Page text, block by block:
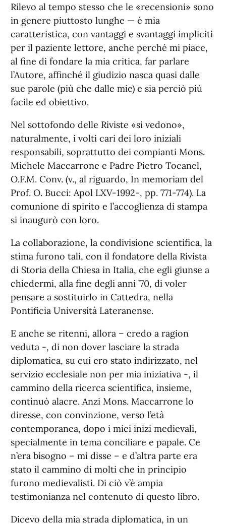
Rilevo al tempo stesso che le «recensioni» sono
in genere piuttosto lunghe — è mia
caratteristica, con vantaggi e svantaggi impliciti
per il paziente lettore, anche perché mi piace,
al fine di fondare la mia critica, far parlare
l’Autore, affinché il giudizio nasca quasi dalle
sue parole (più che dalle mie) e sia perciò più
facile ed obiettivo.
Nel sottofondo delle Riviste «si vedono»,
naturalmente, i volti cari dei loro iniziali
responsabili, soprattutto dei compianti Mons.
Michele Maccarrone e Padre Pietro Tocanel,
O.F.M. Conv. (v., al riguardo, In memoriam del
Prof. O. Bucci: Apol LXV-1992-, pp. 771-774). La
comunione di spirito e l’accoglienza di stampa
si inaugurò con loro.
La collaborazione, la condivisione scientifica, la
stima furono tali, con il fondatore della Rivista
di Storia della Chiesa in Italia, che egli giunse a
chiedermi, alla fine degli anni ’70, di voler
pensare a sostituirlo in Cattedra, nella
Pontificia Università Lateranense.
E anche se ritenni, allora – credo a ragion
veduta -, di non dover lasciare la strada
diplomatica, su cui ero stato indirizzato, nel
servizio ecclesiale non per mia iniziativa -, il
cammino della ricerca scientifica, insieme,
continuò alacre. Anzi Mons. Maccarrone lo
diresse, con convinzione, verso l’età
contemporanea, dopo i miei inizi medievali,
specialmente in tema conciliare e papale. Ce
n’era bisogno – mi disse – e d’altra parte era
stato il cammino di molti che in principio
furono medievalisti. Di ciò v’è ampia
testimonianza nel contenuto di questo libro.
Dicevo della mia strada diplomatica, in un